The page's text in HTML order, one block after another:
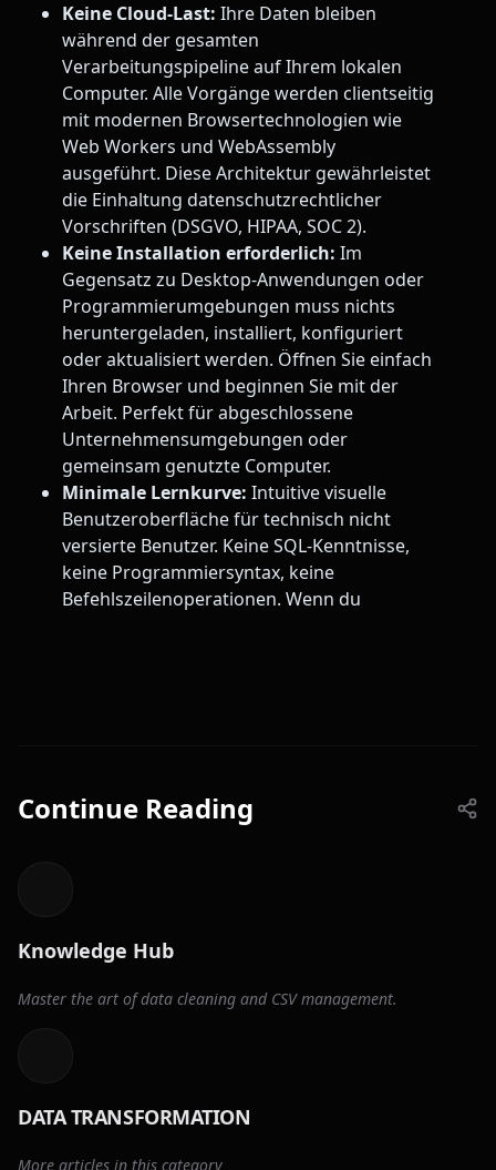
Keine Cloud-Last: Ihre Daten bleiben
während der gesamten
Verarbeitungspipeline auf Ihrem lokalen
Computer. Alle Vorgänge werden clientseitig
mit modernen Browsertechnologien wie
Web Workers und WebAssembly
ausgeführt. Diese Architektur gewährleistet
die Einhaltung datenschutzrechtlicher
Vorschriften (DSGVO, HIPAA, SOC 2).
Keine Installation erforderlich: Im
Gegensatz zu Desktop-Anwendungen oder
Programmierumgebungen muss nichts
heruntergeladen, installiert, konfiguriert
oder aktualisiert werden. Öffnen Sie einfach
Ihren Browser und beginnen Sie mit der
Arbeit. Perfekt für abgeschlossene
Unternehmensumgebungen oder
gemeinsam genutzte Computer.
Minimale Lernkurve: Intuitive visuelle
Benutzeroberfläche für technisch nicht
versierte Benutzer. Keine SQL-Kenntnisse,
keine Programmiersyntax, keine
Befehlszeilenoperationen. Wenn du
Continue Reading
Knowledge Hub
Master the art of data cleaning and CSV management.
DATA TRANSFORMATION
More articles in this category